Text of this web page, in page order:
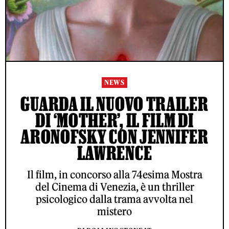
NEWS
GUARDA IL NUOVO TRAILER
DI ‘MOTHER’, IL FILM DI
ARONOFSKY CON JENNIFER
LAWRENCE
Il film, in concorso alla 74esima Mostra
del Cinema di Venezia, è un thriller
psicologico dalla trama avvolta nel
mistero